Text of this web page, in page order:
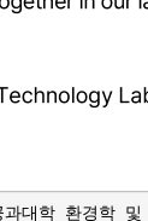
대학 환경학 및